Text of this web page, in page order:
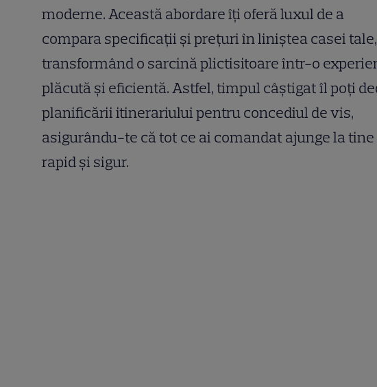
moderne. Această abordare îți oferă luxul de a
compara specificații și prețuri în liniștea casei tale,
transformând o sarcină plictisitoare într-o
plăcută și eficientă. Astfel, timpul câștigat îl poți
planificării itinerariului pentru concediul de vis,
asigurându-te că tot ce ai comandat ajunge la tine
rapid și sigur.